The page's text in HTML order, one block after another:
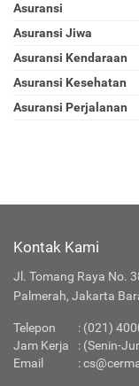
Asuransi
Asuransi Jiwa
Asuransi Kendaraan
Asuransi Kesehatan
Asuransi Perjalanan
Kontak Kami
Jl. Tomang Raya No.
Palmerah, Jakarta
Telepon : (021)
Jam Kerja
: (Senin-
Email
: